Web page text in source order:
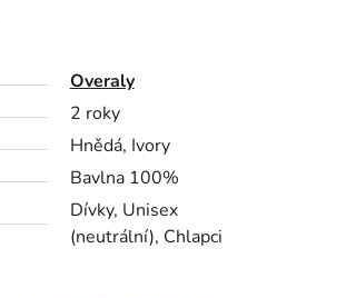
Overaly
2 roky
Hnědá, Ivory
Bavlna 100%
Dívky, Unisex
(neutrální), Chlapci